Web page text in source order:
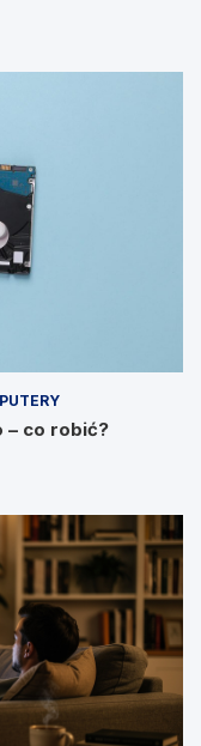
– co robić?